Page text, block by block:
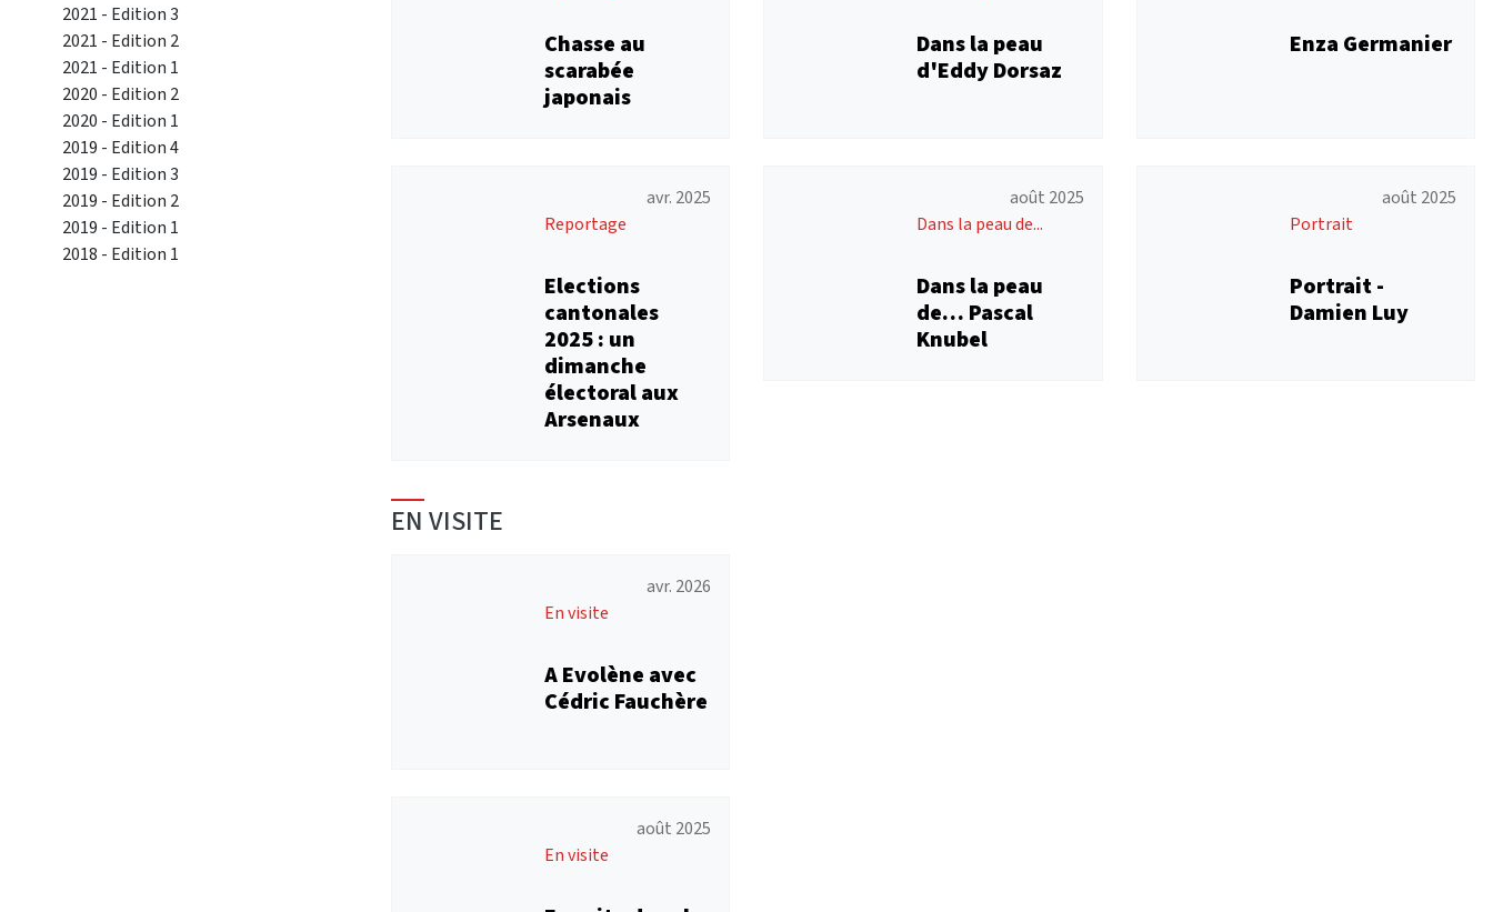
2021 - Edition 3
2021 - Edition 2
2021 - Edition 1
2020 - Edition 2
2020 - Edition 1
2019 - Edition 4
2019 - Edition 3
2019 - Edition 2
2019 - Edition 1
2018 - Edition 1
Chasse au
scarabée
japonais
avr. 2025
Reportage
Elections
cantonales
2025 : un
dimanche
électoral aux
Arsenaux
Dans la peau
d'Eddy Dorsaz
août 2025
Dans la peau de...
Dans la peau
de… Pascal
Knubel
Enza Germanier
août 2025
Portrait
Portrait -
Damien Luy
EN VISITE
avr. 2026
En visite
A Evolène avec
Cédric Fauchère
août 2025
En visite